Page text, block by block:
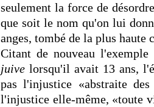
seulement la force de
que soit le nom qu'on lui
anges, tombé de la plus haute
Citant de nouveau
juive lorsqu'il avait 13 ans,
pas l'injustice «abstraite
l'injustice elle-même, «toute